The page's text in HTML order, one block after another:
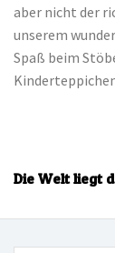
aber nicht der
unserem
Spaß beim
Die Welt liegt